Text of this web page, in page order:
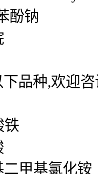
酚钠
品种,欢迎
铁
二甲基氯化铵